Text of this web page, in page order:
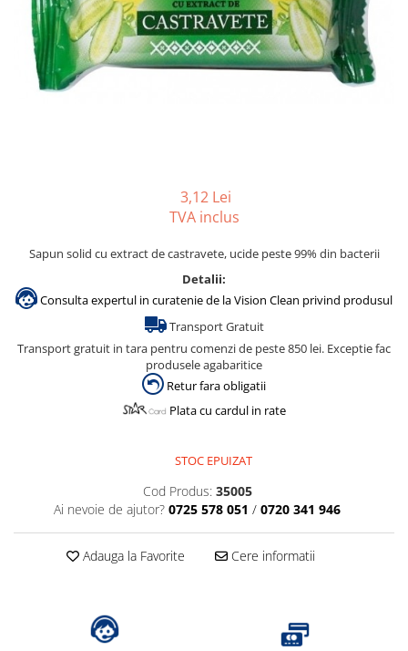
Gama de cosmetice hoteliere
Salvatore Ferragamo
Gama de cosmetice hoteliere Sense
Papuci hotel
3,12 Lei
TVA inclus
Sapun solid cu extract de castravete, ucide peste 99% din bacterii
Detalii:
Consulta expertul in curatenie de la Vision Clean privind produsul
Transport Gratuit
Transport gratuit in tara pentru comenzi de peste 850 lei. Exceptie fac
produsele agabaritice
Retur fara obligatii
Plata cu cardul in rate
STOC EPUIZAT
Cod Produs: 35005
Ai nevoie de ajutor? 0725 578 051 / 0720 341 946
Adauga la Favorite Cere informatii